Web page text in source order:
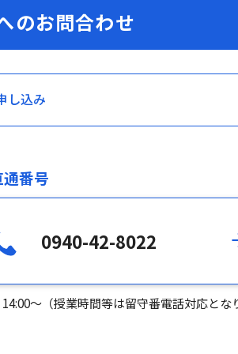
のお問合わせ
し込み
番号
0940-42-8022
～（授業時間等は留守番電話対応とな